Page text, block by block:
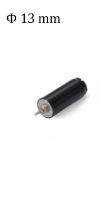
Φ 13 mm